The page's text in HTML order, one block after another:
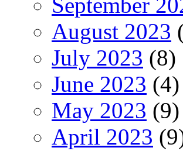
August 2023
July 2023 (8)
June 2023 (4)
May 2023 (9)
April 2023